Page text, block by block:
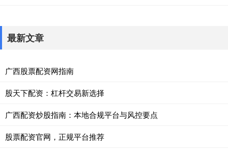
最新文章
广西股票配资网指南
股天下配资：杠杆交易新选择
广西配资炒股指南：本地合规平台与风控要点
股票配资官网，正规平台推荐